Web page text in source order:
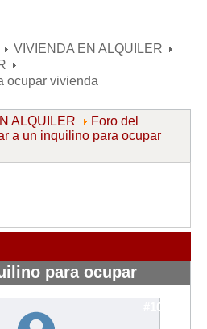
al 6 de junio de 2013
al 6 de junio de 2013
Horizontal
de Propietarios
VIVIENDA EN ALQUILER
ocupar vivienda
ALQUILER
Foro del
a un inquilino para ocupar
para ocupar
#10313